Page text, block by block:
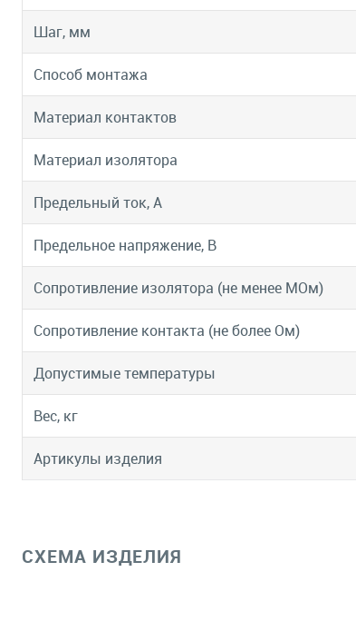
Шаг, мм
Способ монтажа
Материал контактов
Материал изолятора
Предельный ток, А
Предельное напряжение, В
Сопротивление изолятора (не менее МОм)
Сопротивление контакта (не более Ом)
Допустимые температуры
Вес, кг
Артикулы изделия
СХЕМА ИЗДЕЛИЯ